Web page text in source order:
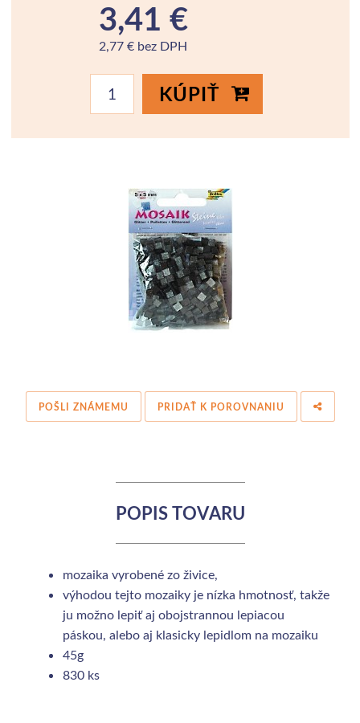
3,41 €
2,77 € bez DPH
KÚPIŤ
POŠLI ZNÁMEMU PRIDAŤ K POROVNANIU
POPIS TOVARU
mozaika vyrobené zo živice,
výhodou tejto mozaiky je nízka hmotnosť, takže
ju možno lepiť aj obojstrannou lepiacou
páskou, alebo aj klasicky lepidlom na mozaiku
45g
830 ks